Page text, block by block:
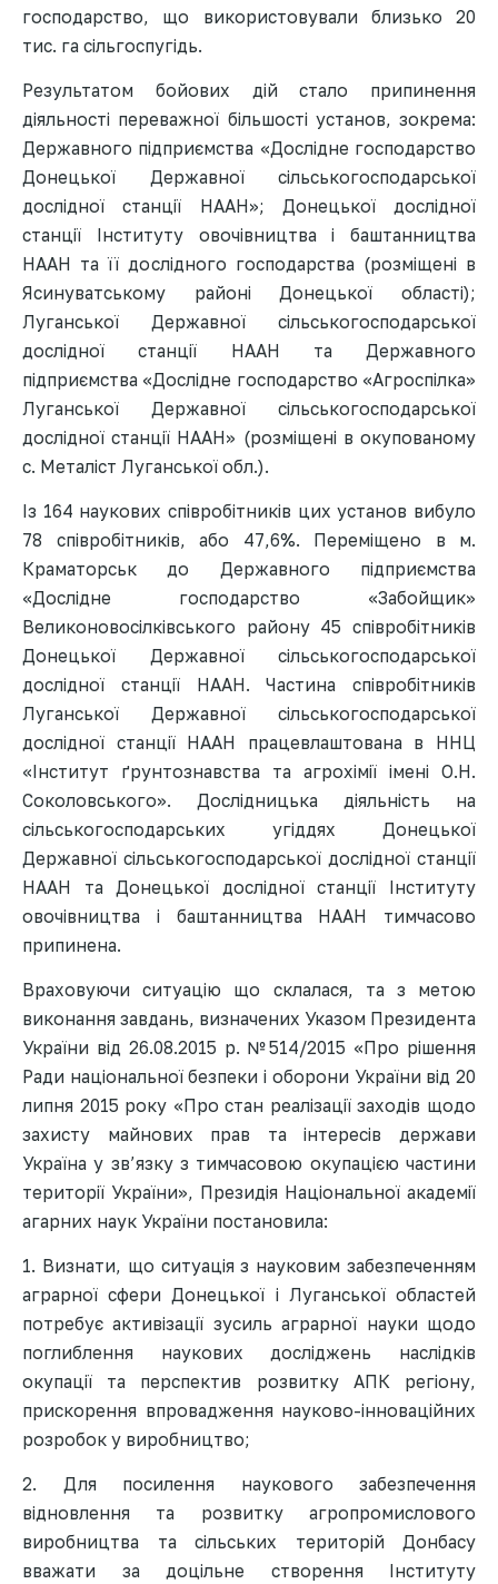
господарство, що використовували близько 20
тис. га сільгоспугідь.
Результатом бойових дій стало припинення
діяльності переважної більшості установ, зокрема:
Державного підприємства «Дослідне господарство
Донецької Державної сільськогосподарської
дослідної станції НААН»; Донецької дослідної
станції Інституту овочівництва і баштанництва
НААН та її дослідного господарства (розміщені в
Ясинуватському районі Донецької області);
Луганської Державної сільськогосподарської
дослідної станції НААН та Державного
підприємства «Дослідне господарство «Агроспілка»
Луганської Державної сільськогосподарської
дослідної станції НААН» (розміщені в окупованому
с. Металіст Луганської обл.).
Із 164 наукових співробітників цих установ вибуло
78 співробітників, або 47,6%. Переміщено в м.
Краматорськ до Державного підприємства
«Дослідне господарство «Забойщик»
Великоновосілківського району 45 співробітників
Донецької Державної сільськогосподарської
дослідної станції НААН. Частина співробітників
Луганської Державної сільськогосподарської
дослідної станції НААН працевлаштована в ННЦ
«Інститут ґрунтознавства та агрохімії імені О.Н.
Соколовського». Дослідницька діяльність на
сільськогосподарських угіддях Донецької
Державної сільськогосподарської дослідної станції
НААН та Донецької дослідної станції Інституту
овочівництва і баштанництва НААН тимчасово
припинена.
Враховуючи ситуацію що склалася, та з метою
виконання завдань, визначених Указом Президента
України від 26.08.2015 р. №514/2015 «Про рішення
Ради національної безпеки і оборони України від 20
липня 2015 року «Про стан реалізації заходів щодо
захисту майнових прав та інтересів держави
Україна у зв’язку з тимчасовою окупацією частини
території України», Президія Національної академії
агарних наук України постановила:
1. Визнати, що ситуація з науковим забезпеченням
аграрної сфери Донецької і Луганської областей
потребує активізації зусиль аграрної науки щодо
поглиблення наукових досліджень наслідків
окупації та перспектив розвитку АПК регіону,
прискорення впровадження науково-інноваційних
розробок у виробництво;
2. Для посилення наукового забезпечення
відновлення та розвитку агропромислового
виробництва та сільських територій Донбасу
вважати за доцільне створення Інституту